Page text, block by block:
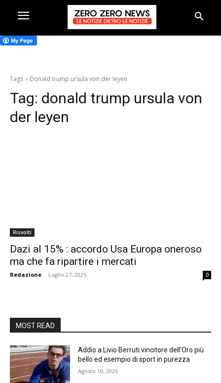
Tags Donald trump ursula von der leyen
Tag: donald trump ursula von
der leyen
Risvolti
Dazi al 15% : accordo Usa Europa oneroso
ma che fa ripartire i mercati
Redazione - Luglio 27, 2025 0
MOST READ
Addio a Livio Berruti vincitore dell’Oro più
bello ed esempio di sport in purezza
Agosto 10, 2026